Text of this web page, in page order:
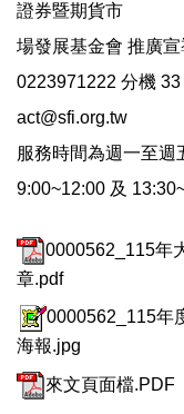
證券暨期貨市
場發展基金會 推廣
0223971222 分機 33
act@sfi.org.tw
服務時間為週一至週
9:00~12:00 及
0000562_115年
章.pdf
0000562_115年
海報.jpg
來文頁面檔.PDF